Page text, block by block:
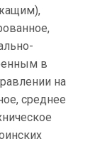
в
на
среднее